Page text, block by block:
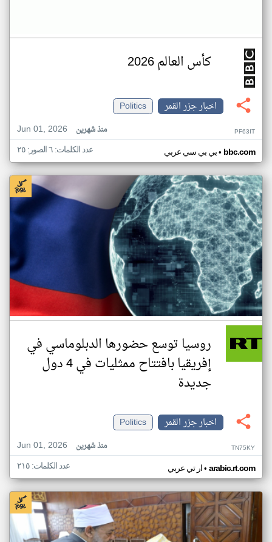
كأس العالم 2026
اخبار جزر القمر
Politics
Jun 01, 2026
منذ شهرين PF63IT
بي بي سي عربي• bbc.com عدد الكلمات: ٦ الصور: ٢٥
روسيا توسع حضورها الدبلوماسي في
إفريقيا بافتتاح ممثليات في 4 دول
جديدة
اخبار جزر القمر
Politics
Jun 01, 2026
منذ شهرين TN75KY
ار تي عربي• arabic.rt.com عدد الكلمات: ٢١٥